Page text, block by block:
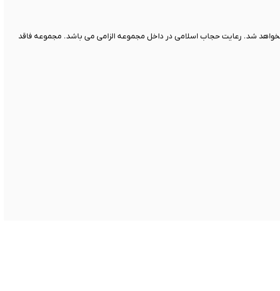
شد. رعایت حجاب اسلامی در داخل مجموعه الزامی می باشد. مجموعه فاقد